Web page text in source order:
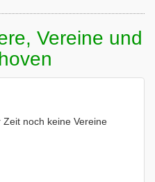
Vereine und
noch keine Vereine